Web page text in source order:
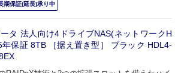
期保証(延長)承り中
タ 法人向け4ドライブNAS(ネットワークH
年保証 8TB ［据え置き型］ ブラック HDL4-